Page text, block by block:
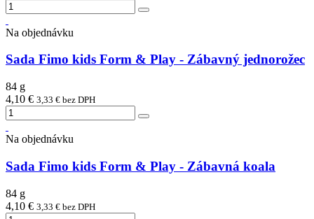
Na objednávku
Sada Fimo kids Form & Play - Zábavný jednorožec
84 g
4,10 € 3,33 € bez DPH
Na objednávku
Sada Fimo kids Form & Play - Zábavná koala
84 g
4,10 € 3,33 € bez DPH